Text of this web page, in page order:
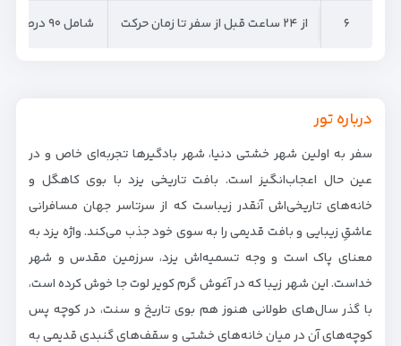
۶ از ۲۴ ساعت قبل از سفر تا زمان حرکت شامل ۹۰ درصد جریمه می‌شود ۶
درباره تور
سفر به اولین شهر خشتی دنیا، شهر بادگیرها تجربه‌ای خاص و در
عین حال اعجاب‌انگیز است. بافت تاریخی یزد با بوی کاهگل و
خانه‌های تاریخی‌اش آنقدر زیباست که از سرتاسر جهان مسافرانی
عاشقِ زیبایی و بافت قدیمی را به سوی خود جذب می‌کند. واژه یزد به
معنای پاک است و وجه تسمیه‌اش یزد، سرزمین مقدس و شهر
خداست. این شهر زیبا که در آغوش گرم کویر لوت جا خوش کرده است،
با گذر سال‌های طولانی هنوز هم بوی تاریخ و سنت، در کوچه پس
کوچه‌های آن در میان خانه‌های خشتی و سقف‌های گنبدی قدیمی به